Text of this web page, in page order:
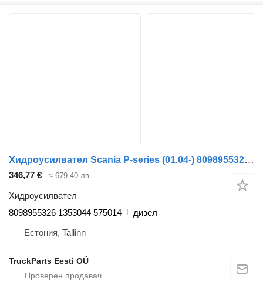
Хидроусилвател Scania P-series (01.04-) 8098955326 за влекач Scania P,G,R,T-series (2004-2017)
346,77 € ≈ 679,40 лв.
Хидроусилвател
8098955326 1353044 575014
дизел
Естония, Tallinn
TruckParts Eesti OÜ